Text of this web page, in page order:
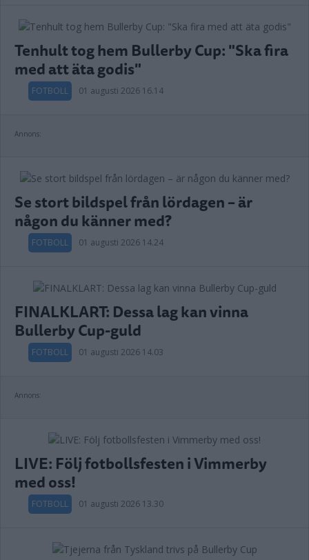
Tenhult tog hem Bullerby Cup: "Ska fira
med att äta godis"
FOTBOLL 01 augusti 2026 16.14
Annons:
Se stort bildspel från lördagen – är
någon du känner med?
FOTBOLL 01 augusti 2026 14.24
FINALKLART: Dessa lag kan vinna
Bullerby Cup-guld
FOTBOLL 01 augusti 2026 14.03
Annons:
LIVE: Följ fotbollsfesten i Vimmerby
med oss!
FOTBOLL 01 augusti 2026 13.30